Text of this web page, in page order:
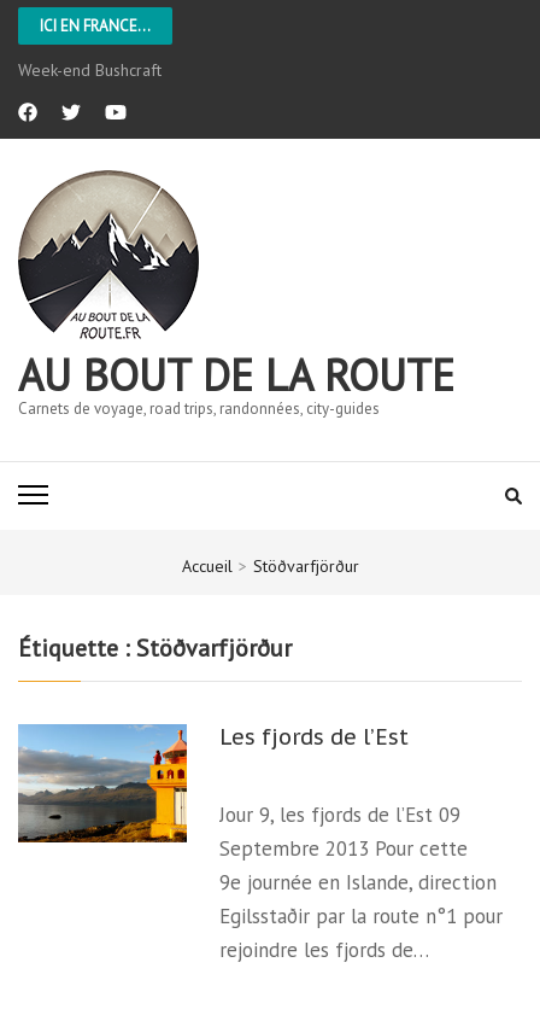
ICI EN FRANCE...
Week-end Bushcraft
AU BOUT DE LA ROUTE
Carnets de voyage, road trips, randonnées, city-guides
Accueil > Stöðvarfjörður
Étiquette :Stöðvarfjörður
Les fjords de l’Est
Jour 9, les fjords de l’Est 09
Septembre 2013 Pour cette
9e journée en Islande, direction
Egilsstaðir par la route n°1 pour
rejoindre les fjords de…